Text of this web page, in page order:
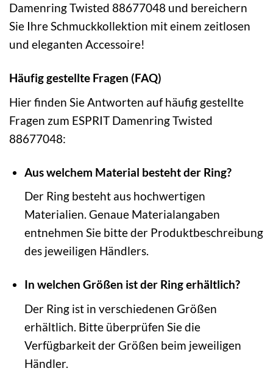
Damenring Twisted 88677048 und bereichern
Sie Ihre Schmuckkollektion mit einem zeitlosen
und eleganten Accessoire!
Häufig gestellte Fragen (FAQ)
Hier finden Sie Antworten auf häufig gestellte
Fragen zum ESPRIT Damenring Twisted
88677048:
Aus welchem Material besteht der Ring?
Der Ring besteht aus hochwertigen
Materialien. Genaue Materialangaben
entnehmen Sie bitte der Produktbeschreibung
des jeweiligen Händlers.
In welchen Größen ist der Ring erhältlich?
Der Ring ist in verschiedenen Größen
erhältlich. Bitte überprüfen Sie die
Verfügbarkeit der Größen beim jeweiligen
Händler.